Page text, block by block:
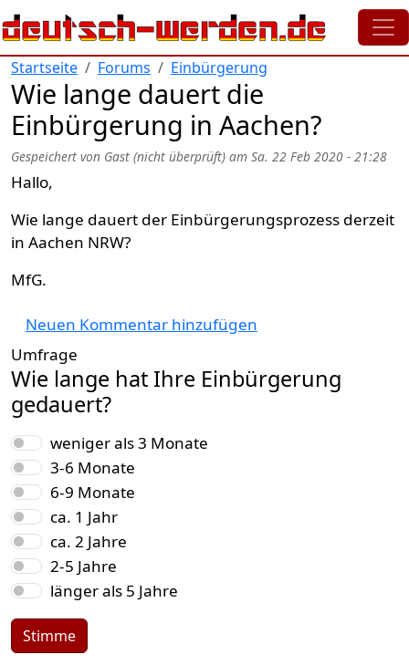
Direkt zum Inhalt
Startseite Forums Einbürgerung
Wie lange dauert die
Einbürgerung in Aachen?
Gespeichert von Gast (nicht überprüft) am Sa. 22 Feb 2020 - 21:28
Hallo,
Wie lange dauert der Einbürgerungsprozess derzeit
in Aachen NRW?
MfG.
Neuen Kommentar hinzufügen
Umfrage
Wie lange hat Ihre Einbürgerung
gedauert?
Auswahlmöglichkeiten
weniger als 3 Monate
3-6 Monate
6-9 Monate
ca. 1 Jahr
ca. 2 Jahre
2-5 Jahre
länger als 5 Jahre
Stimme